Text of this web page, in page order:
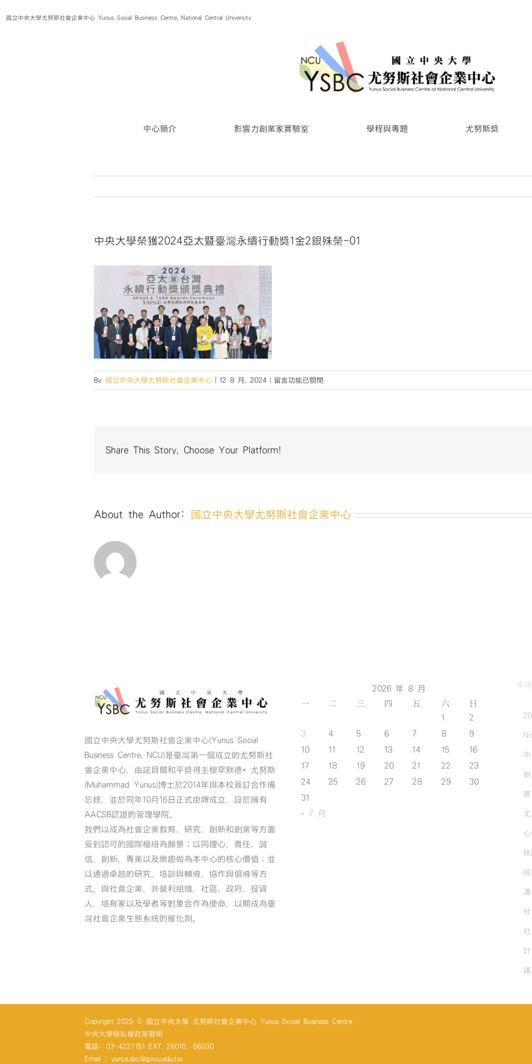
to國立中央大學尤努斯社會企業中心 Yunus Social Business Centre, National Central University
中心簡介 影響力創業家實驗室 學程與專題 尤努斯獎
中央大學榮獲2024亞太暨臺灣永續行動獎1金2銀殊榮-01
By 國立中央大學尤努斯社會企業中心 12 8 月, 2024
在
〈中
獲
臺
留言功能已關閉
Share This Story, Choose Your Platform!
About the Author: 國立中央大學尤努斯社會企業中心
國立中央大學尤努斯社會企業中心(Yunus Social
Business Centre, NCU)是臺灣第一個成立的尤努斯社
會企業中心，由諾貝爾和平獎得主穆罕默德•尤努斯
(Muhammad Yunus)博士於2014年與本校簽訂合作備
忘錄，並於同年10月16日正式掛牌成立，設於擁有
AACSB認證的管理學院。
我們以成為社會企業教育、研究、創新和創業等方面
受到認可的國際樞紐為願景；以同理心、責任、誠
信、創新、專業以及樂趣做為本中心的核心價值；並
以通過卓越的研究、培訓與輔導、協作與倡導等方
式，與社會企業、非營利組織、社區、政府、投資
人、培育家以及學者等對象合作為使命，以期成為臺
灣社會企業生態系統的催化劑。
2026 年 8 月
一 二 三 四 五 六 日
1
2
3
4 5 6 7 8
9
10
11 12 13 14 15
16
17
18 19 20 21 22
23
24
25 26 27 28 29
30
31
« 7 月
常
實
溝
講
Copyright 2025 © 國立中央大學 尤努斯社會企業中心 Yunus Social Business Centre
中央大學隱私權政策聲明
電話: 03-4227151 EXT. 26010、66030
Email : yunus.sbc@g.ncu.edu.tw